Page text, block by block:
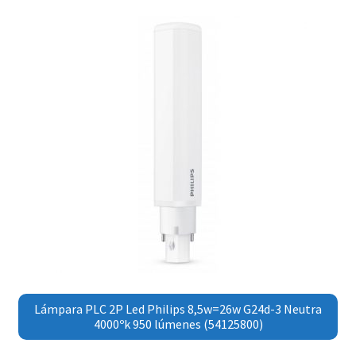
Lámpara PLC 2P Led Philips 8,5w=26w G24d-3 Neutra
4000ºk 950 lúmenes (54125800)